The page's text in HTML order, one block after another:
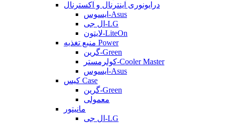
درایونوری اینترنال و اکسترنال
ایسوس-Asus
ال جی-LG
لایتون-LiteOn
منبع تغذیه Power
گرین-Green
کولرمستر-Cooler Master
ایسوس-Asus
کیس Case
گرین-Green
معمولی
مانیتور
ال جی-LG